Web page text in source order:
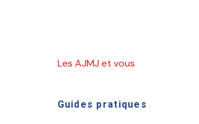
Les AJMJ et vous
Guides pratiques